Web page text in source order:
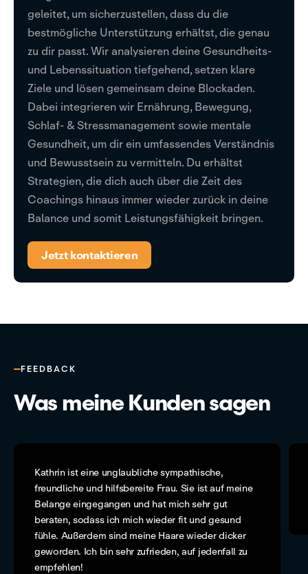
geleitet, um sicherzustellen, dass du die
bestmögliche Unterstützung erhältst, die genau
zu dir passt. Wir analysieren deine Gesundheits-
und Lebenssituation tiefgehend, setzen klare
Ziele und lösen gemeinsam deine Blockaden.
Dabei integrieren wir Ernährung, Bewegung,
Schlaf- & Stressmanagement sowie mentale
Gesundheit, um dir ein umfassendes Verständnis
und Bewusstsein zu vermitteln. Du erhältst
Strategien, die dich auch über die Zeit des
Coachings hinaus immer wieder zurück in deine
Balance und somit Leistungsfähigkeit bringen.
Jetzt kontaktieren
FEEDBACK
Was meine Kunden sagen
Kathrin ist eine unglaubliche sympathische,
freundliche und hilfsbereite Frau. Sie ist auf meine
Belange eingegangen und hat mich sehr gut
beraten, sodass ich mich wieder fit und gesund
fühle. Außerdem sind meine Haare wieder dicker
geworden. Ich bin sehr zufrieden, auf jedenfall zu
empfehlen!